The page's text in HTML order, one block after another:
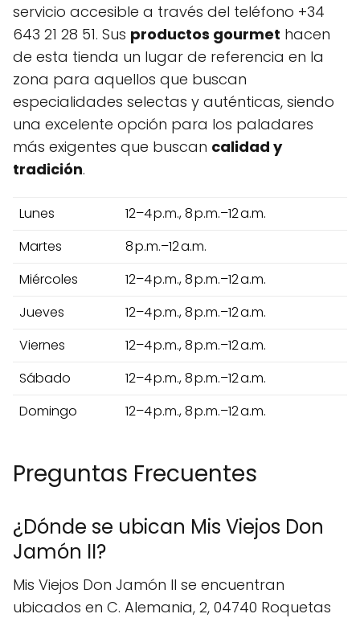
servicio accesible a través del teléfono +34
643 21 28 51. Sus productos gourmet hacen
de esta tienda un lugar de referencia en la
zona para aquellos que buscan
especialidades selectas y auténticas, siendo
una excelente opción para los paladares
más exigentes que buscan calidad y
tradición.
Lunes
12–4 p.m., 8 p.m.–12 a.m.
Martes
8 p.m.–12 a.m.
Miércoles
12–4 p.m., 8 p.m.–12 a.m.
Jueves
12–4 p.m., 8 p.m.–12 a.m.
Viernes
12–4 p.m., 8 p.m.–12 a.m.
Sábado
12–4 p.m., 8 p.m.–12 a.m.
Domingo
12–4 p.m., 8 p.m.–12 a.m.
Preguntas Frecuentes
¿Dónde se ubican Mis Viejos Don
Jamón II?
Mis Viejos Don Jamón II se encuentran
ubicados en C. Alemania, 2, 04740 Roquetas